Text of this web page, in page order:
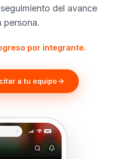
del avance
persona.
por integrante.
a tu equipo